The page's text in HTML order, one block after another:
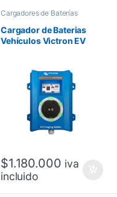
Cargadores de Baterías
Cargador de Baterias
Vehículos Victron EV
$1.180.000 iva
incluido